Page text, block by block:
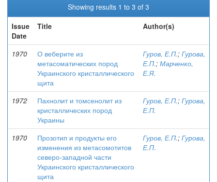
Showing results 1 to 3 of 3
Issue
Date
Title Author(s)
1970
О веберите из
метасоматических пород
Украинского кристаллического
щита
Гуров, Е.П.; Гурова,
Е.П.; Марченко,
Е.Я.
1972
Пахнолит и томсенолит из
кристаллических пород
Украины
Гуров, Е.П.; Гурова,
Е.П.
1970
Прозотип и продукты его
изменения из метасомотитов
северо-западной части
Украинского кристаллического
щита
Гуров, Е.П.; Гурова,
Е.П.